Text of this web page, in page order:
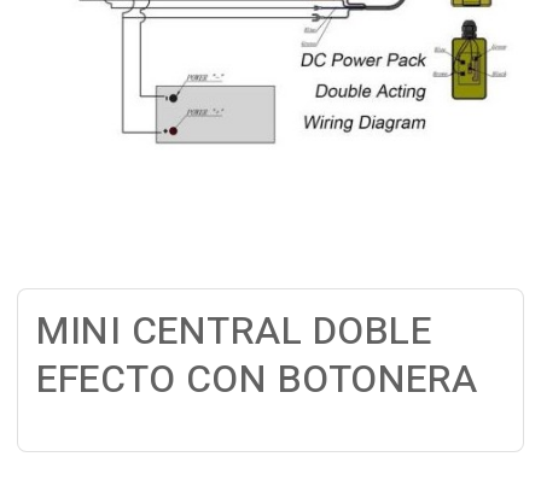
MINI CENTRAL DOBLE
EFECTO CON BOTONERA